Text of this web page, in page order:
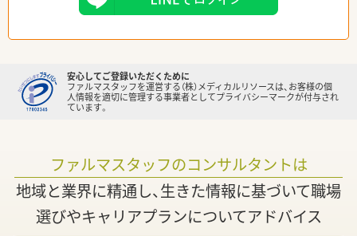
安心してご登録いただくために
ファルマスタッフを運営する（株）メディカルリソースは、お客様の個
人情報を適切に管理する事業者としてプライバシーマークが付与され
ています。
ファルマスタッフのコンサルタントは
地域と業界に精通し、生きた情報に基づいて職場
選びやキャリアプランについてアドバイス